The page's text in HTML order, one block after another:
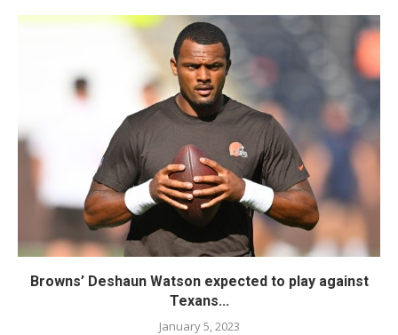
Browns’ Deshaun Watson expected to play against
Texans...
January 5, 2023